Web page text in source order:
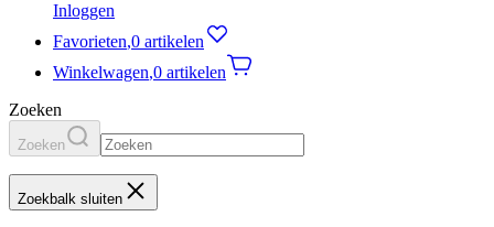
Inloggen
Favorieten,0 artikelen
Winkelwagen,0 artikelen
Zoeken
Zoeken
Zoekbalk sluiten